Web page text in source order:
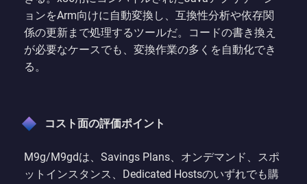
ョンをArm向けに自動変換し、互換性分析や依存関
係の更新まで処理するツールだ。コードの書き換え
が必要なケースでも、変換作業の多くを自動化でき
る。
コスト面の評価ポイント
M9g/M9gdは、Savings Plans、オンデマンド、スポ
ットインスタンス、Dedicated Hostsのいずれでも購